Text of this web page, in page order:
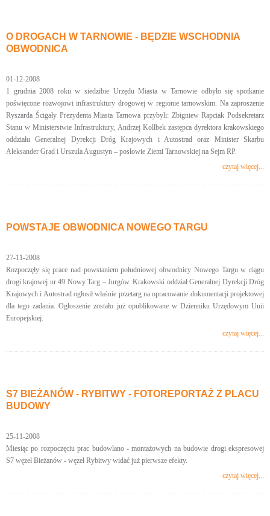
O DROGACH W TARNOWIE - BĘDZIE WSCHODNIA
OBWODNICA
01-12-2008
1 grudnia 2008 roku w siedzibie Urzędu Miasta w Tarnowie odbyło się spotkanie
poświęcone rozwojowi infrastruktury drogowej w regionie tarnowskim. Na zaproszenie
Ryszarda Ścigały Prezydenta Miasta Tarnowa przybyli: Zbigniew Rapciak Podsekretarz
Stanu w Ministerstwie Infrastruktury, Andrzej Kollbek zastępca dyrektora krakowskiego
oddziału Generalnej Dyrekcji Dróg Krajowych i Autostrad oraz Minister Skarbu
Aleksander Grad i Urszula Augustyn – posłowie Ziemi Tarnowskiej na Sejm RP.
czytaj więcej...
POWSTAJE OBWODNICA NOWEGO TARGU
27-11-2008
Rozpoczęły się prace nad powstaniem południowej obwodnicy Nowego Targu w ciągu
drogi krajowej nr 49 Nowy Targ – Jurgów. Krakowski oddział Generalnej Dyrekcji Dróg
Krajowych i Autostrad ogłosił właśnie przetarg na opracowanie dokumentacji projektowej
dla tego zadania. Ogłoszenie zostało już opublikowane w Dzienniku Urzędowym Unii
Europejskiej.
czytaj więcej...
S7 BIEŻANÓW - RYBITWY - FOTOREPORTAŻ Z PLACU
BUDOWY
25-11-2008
Miesiąc po rozpoczęciu prac budowlano - montażowych na budowie drogi ekspresowej
S7 węzeł Bieżanów - węzeł Rybitwy widać już pierwsze efekty.
czytaj więcej...